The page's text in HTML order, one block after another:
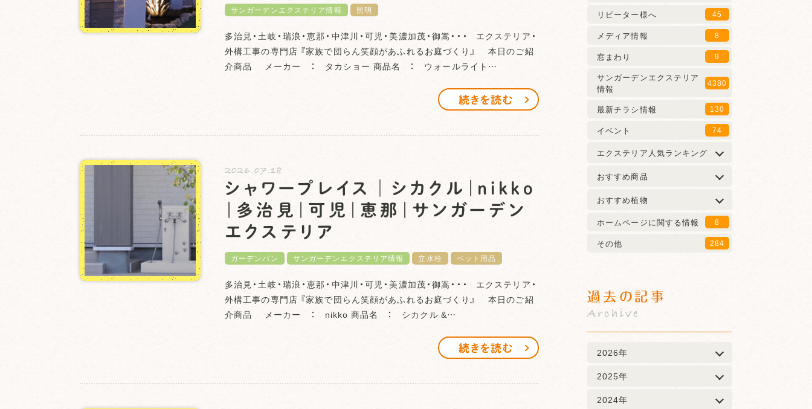
サンガーデンエクステリア情報 照明
多治見・土岐・瑞浪・恵那・中津川・可児・美濃加茂・御嵩・・・ エクステリア・
外構工事の専門店 『家族で団らん笑顔があふれるお庭づくり』 本日のご紹
介商品 メーカー ： タカショー 商品名 ： ウォールライト…
続きを読む
2026.07.18
シャワープレイス│シカクル｜nikko
｜多治見｜可児｜恵那｜サンガーデン
エクステリア
ガーデンパン サンガーデンエクステリア情報 立水栓 ペット用品
多治見・土岐・瑞浪・恵那・中津川・可児・美濃加茂・御嵩・・・ エクステリア・
外構工事の専門店 『家族で団らん笑顔があふれるお庭づくり』 本日のご紹
介商品 メーカー ： nikko 商品名 ： シカクル &…
続きを読む
リピーター様へ 45
メディア情報 8
窓まわり 9
サンガーデンエクステリア
情報
4380
最新チラシ情報 130
イベント 74
エクステリア人気ランキング
おすすめ商品
おすすめ植物
ホームページに関する情報
8
その他 284
過去の記事
Archive
2026年
2025年
2024年